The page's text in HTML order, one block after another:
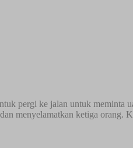
pergi ke jalan untuk meminta
menyelamatkan ketiga orang.